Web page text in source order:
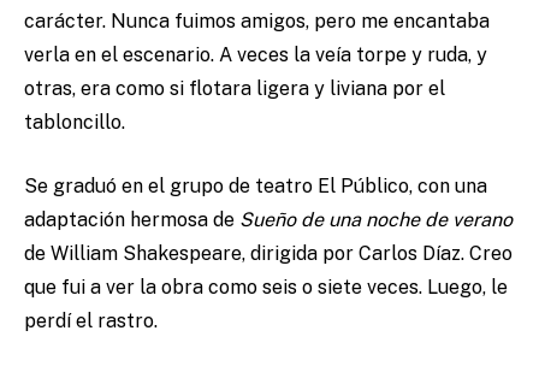
carácter. Nunca fuimos amigos, pero me encantaba
verla en el escenario. A veces la veía torpe y ruda, y
otras, era como si flotara ligera y liviana por el
tabloncillo.
Se graduó en el grupo de teatro El Público, con una
adaptación hermosa de Sueño de una noche de verano
de William Shakespeare, dirigida por Carlos Díaz. Creo
que fui a ver la obra como seis o siete veces. Luego, le
perdí el rastro.